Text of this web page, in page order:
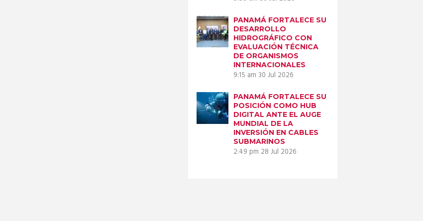
PANAMÁ FORTALECE SU
DESARROLLO
HIDROGRÁFICO CON
EVALUACIÓN TÉCNICA
DE ORGANISMOS
INTERNACIONALES
9:15 am 30 Jul 2026
PANAMÁ FORTALECE SU
POSICIÓN COMO HUB
DIGITAL ANTE EL AUGE
MUNDIAL DE LA
INVERSIÓN EN CABLES
SUBMARINOS
2:49 pm 28 Jul 2026